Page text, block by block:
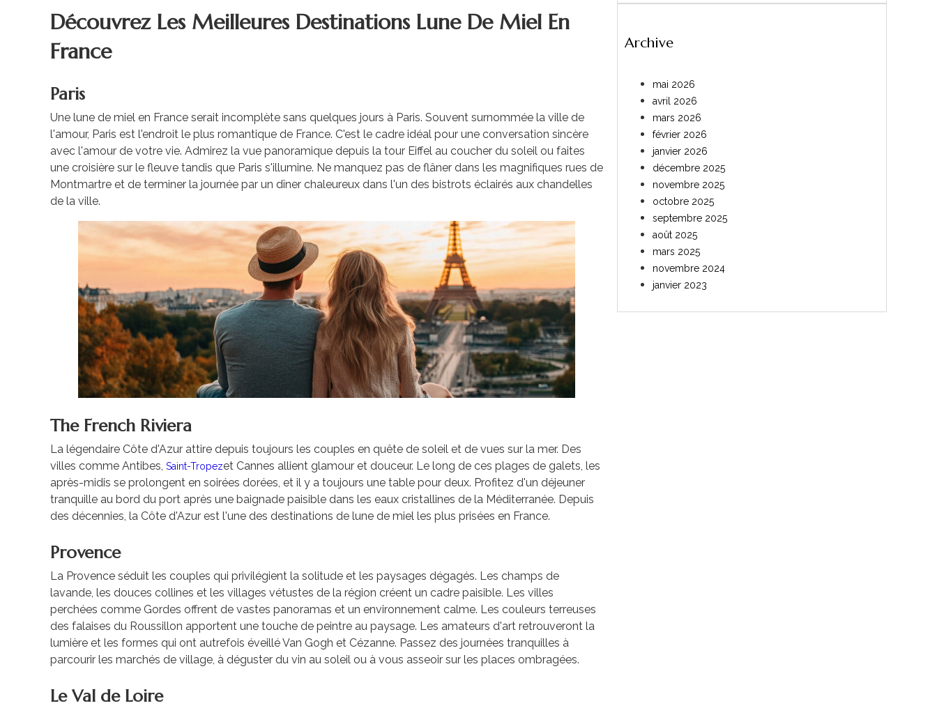
Découvrez Les Meilleures Destinations Lune De Miel En
France
Paris
Une lune de miel en France serait incomplète sans quelques jours à Paris. Souvent surnommée la ville de
l'amour, Paris est l'endroit le plus romantique de France. C'est le cadre idéal pour une conversation sincère
avec l'amour de votre vie. Admirez la vue panoramique depuis la tour Eiffel au coucher du soleil ou faites
une croisière sur le fleuve tandis que Paris s'illumine. Ne manquez pas de flâner dans les magnifiques rues de
Montmartre et de terminer la journée par un dîner chaleureux dans l'un des bistrots éclairés aux chandelles
de la ville.
The French Riviera
La légendaire Côte d'Azur attire depuis toujours les couples en quête de soleil et de vues sur la mer. Des
villes comme Antibes, Saint-Tropezet Cannes allient glamour et douceur. Le long de ces plages de galets, les
après-midis se prolongent en soirées dorées, et il y a toujours une table pour deux. Profitez d'un déjeuner
tranquille au bord du port après une baignade paisible dans les eaux cristallines de la Méditerranée. Depuis
des décennies, la Côte d'Azur est l'une des destinations de lune de miel les plus prisées en France.
Provence
La Provence séduit les couples qui privilégient la solitude et les paysages dégagés. Les champs de
lavande, les douces collines et les villages vétustes de la région créent un cadre paisible. Les villes
perchées comme Gordes offrent de vastes panoramas et un environnement calme. Les couleurs terreuses
des falaises du Roussillon apportent une touche de peintre au paysage. Les amateurs d'art retrouveront la
lumière et les formes qui ont autrefois éveillé Van Gogh et Cézanne. Passez des journées tranquilles à
parcourir les marchés de village, à déguster du vin au soleil ou à vous asseoir sur les places ombragées.
Le Val de Loire
Archive
mai 2026
avril 2026
mars 2026
février 2026
janvier 2026
décembre 2025
novembre 2025
octobre 2025
septembre 2025
août 2025
mars 2025
novembre 2024
janvier 2023